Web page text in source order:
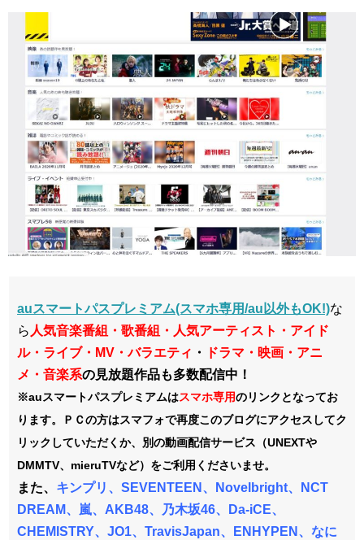
auスマートパスプレミアム(スマホ専用/au以外もOK!)な
ら 人気音楽番組・歌番組・人気アーティスト・アイド
ル・ライブ・MV・バラエティ ・
ドラマ・映画・アニ
メ・音楽系の見放題作品も多数配信中！
※auスマートパスプレミアムはスマホ専用のリンクとなってお
ります。ＰＣの方はスマフォで再度このブログにアクセスしてク
リックしていただくか、別の動画配信サービス（UNEXTや
DMMTV、mieruTVなど）をご利用くださいませ。
また、 キンプリ、SEVENTEEN、Novelbright、NCT
DREAM、嵐、AKB48、乃木坂46、Da-iCE、
CHEMISTRY、JO1、TravisJapan、ENHYPEN、なに